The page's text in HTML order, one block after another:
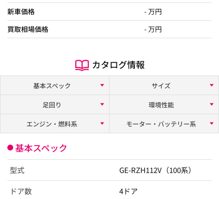
新車価格
- 万円
買取相場価格
- 万円
カタログ情報
基本スペック
サイズ
足回り
環境性能
エンジン・燃料系
モーター・バッテリー系
基本スペック
型式 GE-RZH112V（100系）
ドア数 4ドア